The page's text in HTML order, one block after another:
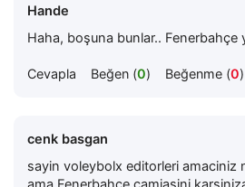
Hande
Haha, boşuna bunlar.. Fenerbahçe
Cevapla Beğen (0) Beğenme (0)
cenk basgan
sayin voleybolx editorleri amaciniz